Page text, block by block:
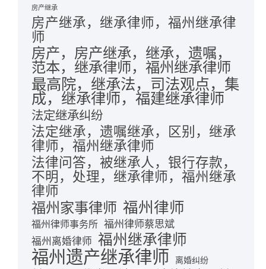
房产继承
房产继承，继承律师，福州继承律
师
房产，房产继承，继承，遗嘱，
范本，继承律师，福州继承律师
最高院，继承法，司法观点，集
成，继承律师，福建继承律师
法定继承纠纷
法定继承，遗嘱继承，区别，继承
律师，福州继承律师
法律问答，被继承人，银行存款，
不明，处理，继承律师，福州继承
律师
福州家事律师 福州律师
福州律师事务所 福州律师蔡思斌
福州离婚律师 福州继承律师
福州遗产继承律师 离婚纠纷